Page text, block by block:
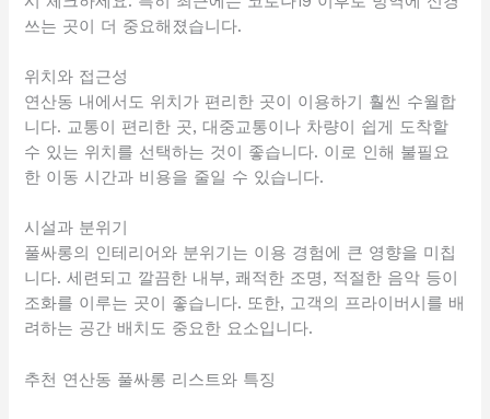
쓰는 곳이 더 중요해졌습니다.
위치와 접근성
연산동 내에서도 위치가 편리한 곳이 이용하기 훨씬 수월합
니다. 교통이 편리한 곳, 대중교통이나 차량이 쉽게 도착할
수 있는 위치를 선택하는 것이 좋습니다. 이로 인해 불필요
한 이동 시간과 비용을 줄일 수 있습니다.
시설과 분위기
풀싸롱의 인테리어와 분위기는 이용 경험에 큰 영향을 미칩
니다. 세련되고 깔끔한 내부, 쾌적한 조명, 적절한 음악 등이
조화를 이루는 곳이 좋습니다. 또한, 고객의 프라이버시를 배
려하는 공간 배치도 중요한 요소입니다.
추천 연산동 풀싸롱 리스트와 특징